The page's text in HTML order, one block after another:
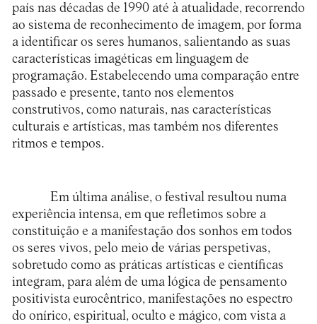
país nas décadas de 1990 até à atualidade, recorrendo
ao sistema de reconhecimento de imagem, por forma
a identificar os seres humanos, salientando as suas
características imagéticas em linguagem de
programação. Estabelecendo uma comparação entre
passado e presente, tanto nos elementos
construtivos, como naturais, nas características
culturais e artísticas, mas também nos diferentes
ritmos e tempos.
Em última análise, o festival resultou numa
experiência intensa, em que refletimos sobre a
constituição e a manifestação dos sonhos em todos
os seres vivos, pelo meio de várias perspetivas,
sobretudo como as práticas artísticas e científicas
integram, para além de uma lógica de pensamento
positivista eurocêntrico, manifestações no espectro
do onírico, espiritual, oculto e mágico, com vista a